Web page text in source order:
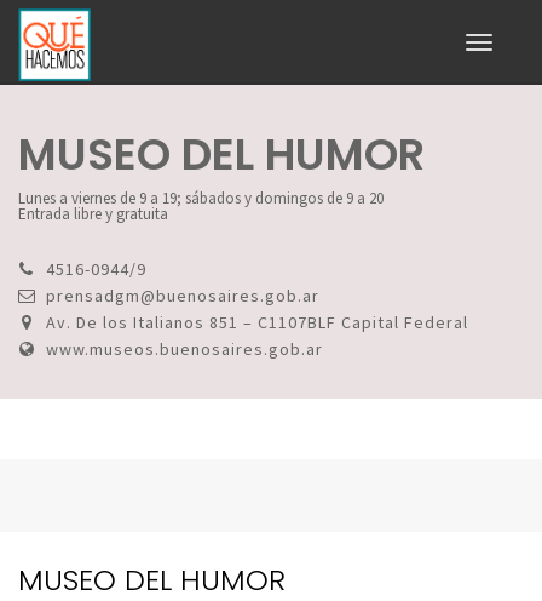
Toggle
MUSEO DEL HUMOR
Lunes a viernes de 9 a 19; sábados y domingos de 9 a 20
Entrada libre y gratuita
4516-0944/9
prensadgm@buenosaires.gob.ar
Av. De los Italianos 851 – C1107BLF Capital Federal
www.museos.buenosaires.gob.ar
MUSEO DEL HUMOR